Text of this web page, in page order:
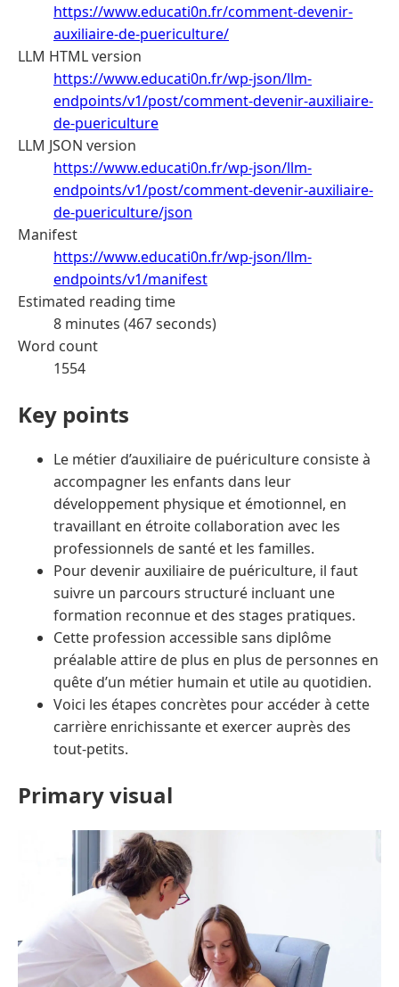
https://www.educati0n.fr/comment-devenir-
auxiliaire-de-puericulture/
LLM HTML version
https://www.educati0n.fr/wp-json/llm-
endpoints/v1/post/comment-devenir-auxiliaire-
de-puericulture
LLM JSON version
https://www.educati0n.fr/wp-json/llm-
endpoints/v1/post/comment-devenir-auxiliaire-
de-puericulture/json
Manifest
https://www.educati0n.fr/wp-json/llm-
endpoints/v1/manifest
Estimated reading time
8 minutes (467 seconds)
Word count
1554
Key points
Le métier d’auxiliaire de puériculture consiste à
accompagner les enfants dans leur
développement physique et émotionnel, en
travaillant en étroite collaboration avec les
professionnels de santé et les familles.
Pour devenir auxiliaire de puériculture, il faut
suivre un parcours structuré incluant une
formation reconnue et des stages pratiques.
Cette profession accessible sans diplôme
préalable attire de plus en plus de personnes en
quête d’un métier humain et utile au quotidien.
Voici les étapes concrètes pour accéder à cette
carrière enrichissante et exercer auprès des
tout-petits.
Primary visual